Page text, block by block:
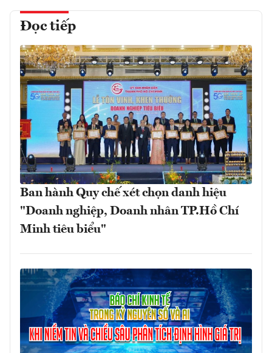
Đọc tiếp
Ban hành Quy chế xét chọn danh hiệu
"Doanh nghiệp, Doanh nhân TP.Hồ Chí
Minh tiêu biểu"